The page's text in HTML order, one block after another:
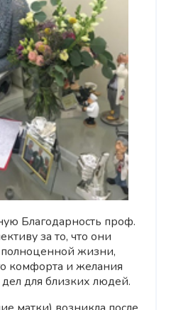
Благодарность проф.
за то, что они
жизни,
комфорта и желания
для близких людей.